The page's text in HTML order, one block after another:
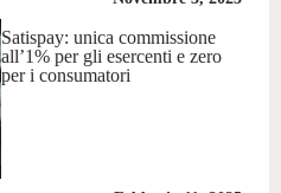
Satispay: unica commissione
all’1% per gli esercenti e zero
per i consumatori